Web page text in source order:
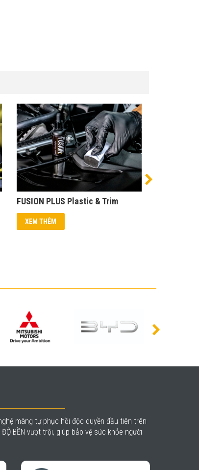
FUSION PLUS Plastic & Trim
XEM THÊM
màng tự phục hồi độc quyền đầu tiên trên
BỀN vượt trội, giúp bảo vệ sức khỏe người